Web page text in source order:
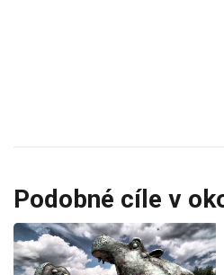
Podobné cíle v